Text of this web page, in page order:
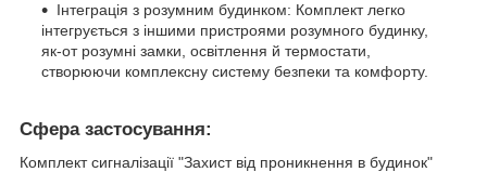
Інтеграція з розумним будинком: Комплект легко
інтегрується з іншими пристроями розумного будинку,
як-от розумні замки, освітлення й термостати,
створюючи комплексну систему безпеки та комфорту.
Сфера застосування:
Комплект сигналізації "Захист від проникнення в будинок"